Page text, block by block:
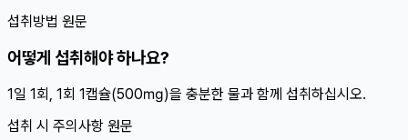
섭취방법 원문
어떻게 섭취해야 하나요?
1일 1회, 1회 1캡슐(500㎎)을 충분한 물과 함께 섭취하십시오.
섭취 시 주의사항 원문